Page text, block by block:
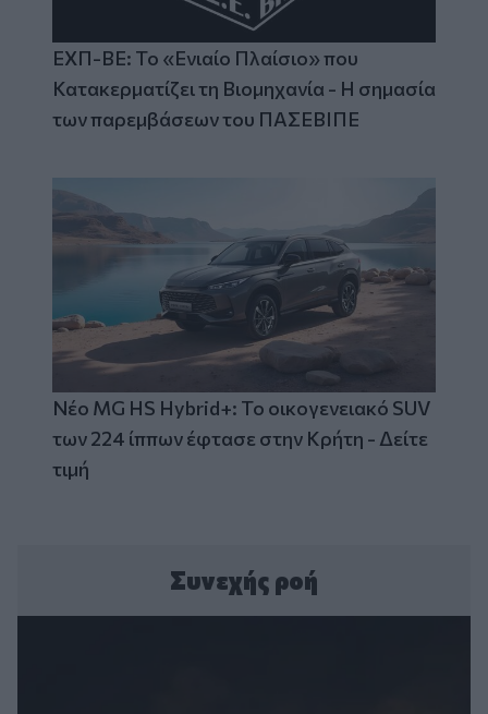
ΕΧΠ-ΒΕ: Το «Ενιαίο Πλαίσιο» που
Κατακερματίζει τη Βιομηχανία - Η σημασία
των παρεμβάσεων του ΠΑΣΕΒΙΠΕ
Νέο MG HS Hybrid+: Το οικογενειακό SUV
των 224 ίππων έφτασε στην Κρήτη - Δείτε
τιμή
Συνεχής ροή